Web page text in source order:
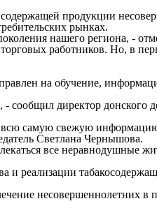
продукции
рынках.
нашего региона, -
работников. Но, в
на обучение,
директор донского
самую свежую информацию
Светлана Чернышова.
все неравнодушные
реализации
несовершеннолетних в